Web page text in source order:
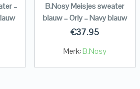
–
B.Nosy Meisjes sweater
blauw – Orly – Navy blauw
€37.95
Merk:B.Nosy